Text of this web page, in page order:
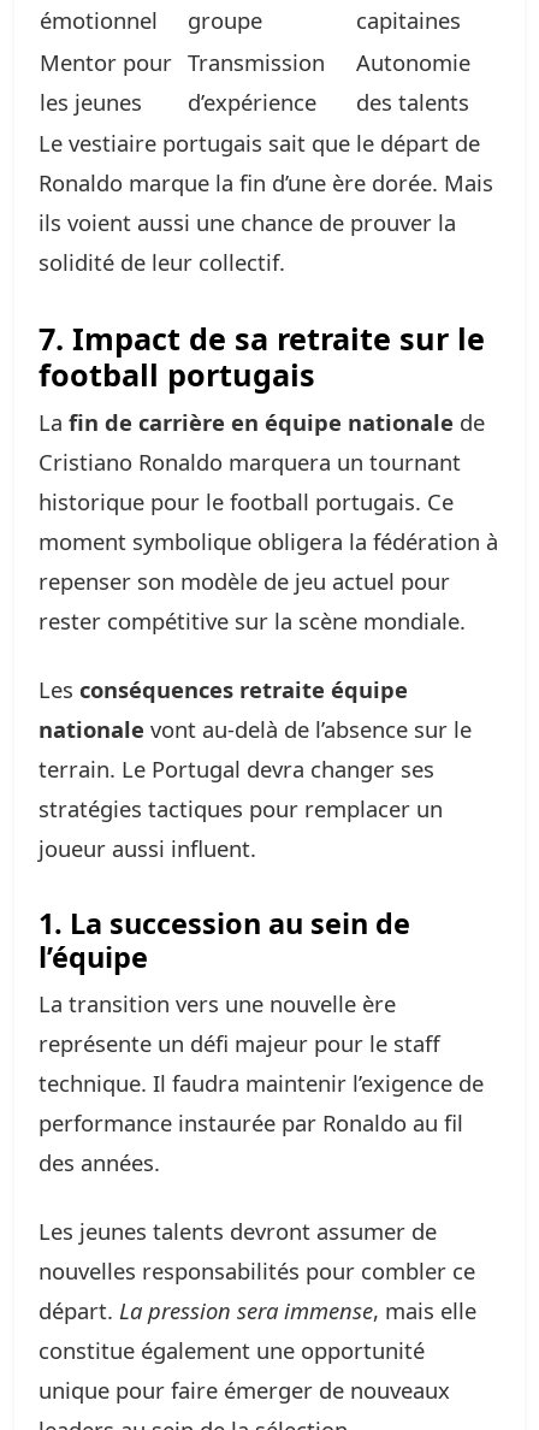
émotionnel groupe
capitaines
Mentor pour
les jeunes
Transmission
d’expérience
Autonomie
des talents
Le vestiaire portugais sait que le départ de
Ronaldo marque la fin d’une ère dorée. Mais
ils voient aussi une chance de prouver la
solidité de leur collectif.
7. Impact de sa retraite sur le
football portugais
La fin de carrière en équipe nationale de
Cristiano Ronaldo marquera un tournant
historique pour le football portugais. Ce
moment symbolique obligera la fédération à
repenser son modèle de jeu actuel pour
rester compétitive sur la scène mondiale.
Les conséquences retraite équipe
nationale vont au-delà de l’absence sur le
terrain. Le Portugal devra changer ses
stratégies tactiques pour remplacer un
joueur aussi influent.
1. La succession au sein de
l’équipe
La transition vers une nouvelle ère
représente un défi majeur pour le staff
technique. Il faudra maintenir l’exigence de
performance instaurée par Ronaldo au fil
des années.
Les jeunes talents devront assumer de
nouvelles responsabilités pour combler ce
départ. La pression sera immense, mais elle
constitue également une opportunité
unique pour faire émerger de nouveaux